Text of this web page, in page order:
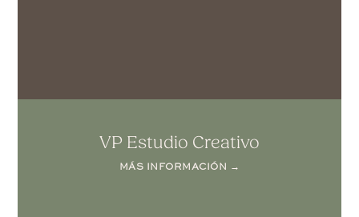
VP Estudio Creativo
MÁS INFORMACIÓN →